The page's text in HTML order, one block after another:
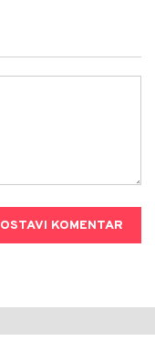
OSTAVI KOMENTAR